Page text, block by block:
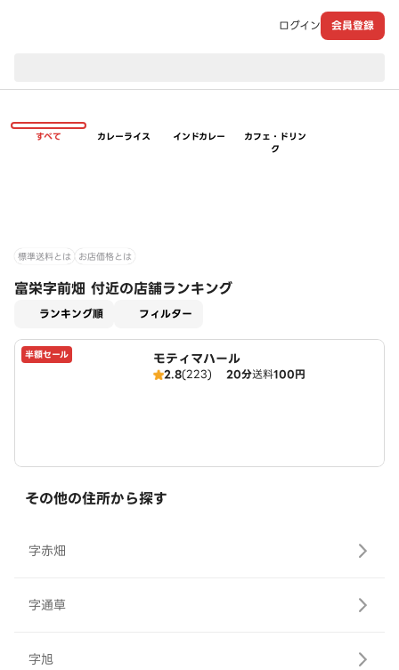
ログイン 会員登録
すべて カレーライス インドカレー
カフェ・ドリン
ク
標準送料とは お店価格とは
富栄字前畑 付近の店舗ランキング
ランキング順 フィルター
半額セール モティマハール
2.8(223) 20分送料100円
その他の住所から探す
字赤畑
字通草
字旭